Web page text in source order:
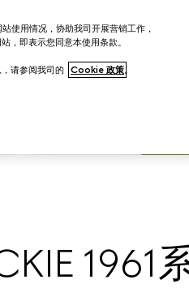
1961
使用情况，协助我司开展营销工作，
，即表示您同意本使用条款。
请参阅我司的 Cookie 政策